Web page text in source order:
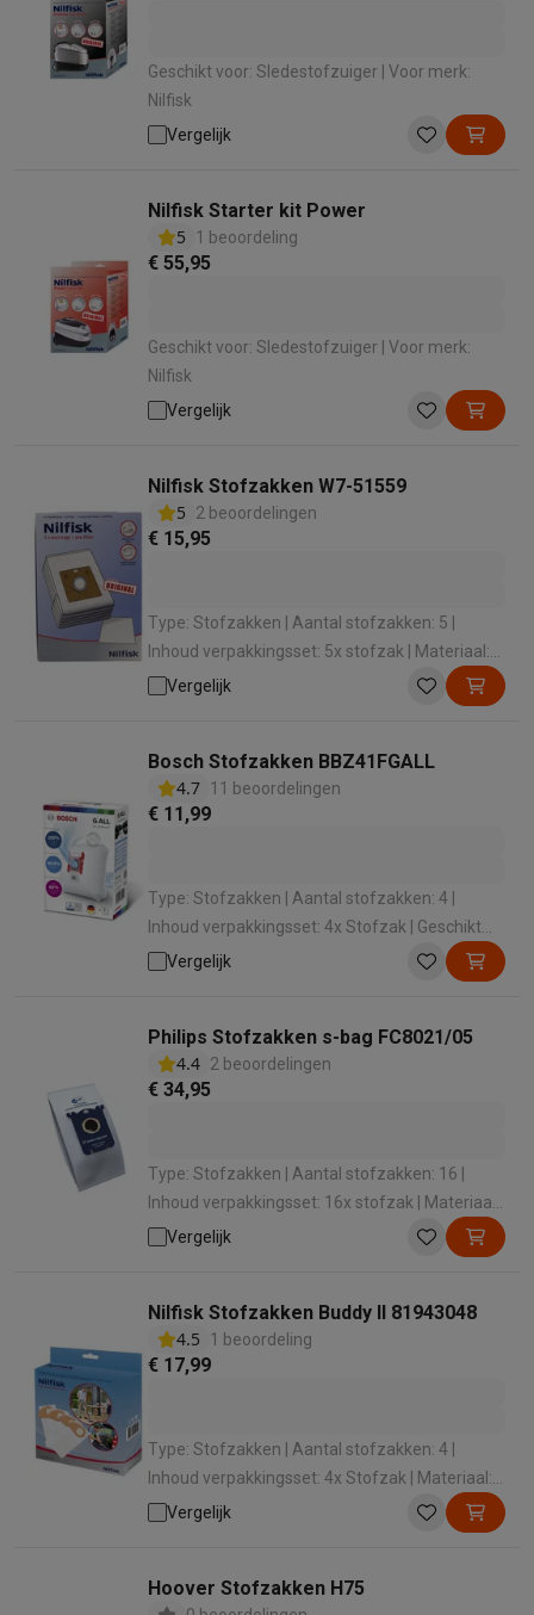
Geschikt voor: Sledestofzuiger | Voor merk:
Nilfisk
Vergelijk
Nilfisk Starter kit Power
5
1 beoordeling
€ 55,95
Geschikt voor: Sledestofzuiger | Voor merk:
Nilfisk
Vergelijk
Nilfisk Stofzakken W7-51559
5
2 beoordelingen
€ 15,95
Type: Stofzakken | Aantal stofzakken: 5 |
Inhoud verpakkingsset: 5x stofzak | Materiaal:
Synthetisch | Geschikt voor: Stofzuiger met zak
Vergelijk
Bosch Stofzakken BBZ41FGALL
4.7 11 beoordelingen
€ 11,99
Type: Stofzakken | Aantal stofzakken: 4 |
Inhoud verpakkingsset: 4x Stofzak | Geschikt
voor: Stofzuiger met zak | Voor merk: Bosch
Vergelijk
Philips Stofzakken s-bag FC8021/05
4.4 2 beoordelingen
€ 34,95
Type: Stofzakken | Aantal stofzakken: 16 |
Inhoud verpakkingsset: 16x stofzak | Materiaal:
Synthetisch | Geschikt voor: Stofzuiger met zak
Vergelijk
Nilfisk Stofzakken Buddy II 81943048
4.5
1 beoordeling
€ 17,99
Type: Stofzakken | Aantal stofzakken: 4 |
Inhoud verpakkingsset: 4x Stofzak | Materiaal:
Synthetisch | Geschikt voor: Alleszuiger
Vergelijk
Hoover Stofzakken H75